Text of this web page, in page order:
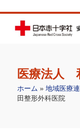
医療法人
ホーム » 地域医療
田整形外科医院